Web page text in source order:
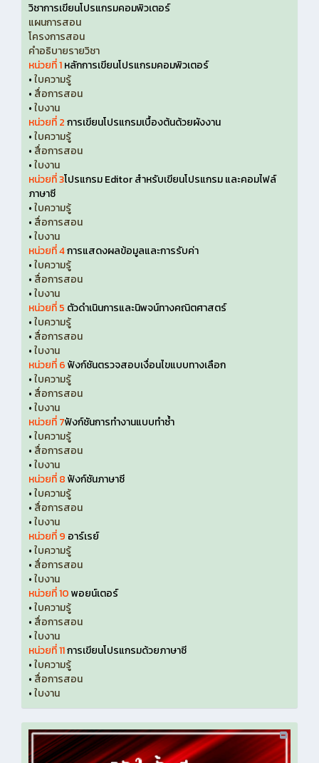
วิชาการเขียนโปรแกรมคอมพิวเตอร์
แผนการสอน
โครงการสอน
คำอธิบายรายวิชา
หน่วยที่ 1หลักการเขียนโปรแกรมคอมพิวเตอร์
•ใบความรู้
• สื่อการสอน
•ใบงาน
หน่วยที่ 2การเขียนโปรแกรมเบื้องต้นด้วยผังงาน
•ใบความรู้
• สื่อการสอน
•ใบงาน
หน่วยที่ 3โปรแกรม Editor สำหรับเขียนโปรแกรม และคอมไฟล์
ภาษาซี
•ใบความรู้
• สื่อการสอน
•ใบงาน
หน่วยที่ 4การแสดงผลข้อมูลและการรับค่า
•ใบความรู้
• สื่อการสอน
•ใบงาน
หน่วยที่ 5 ตัวดำเนินการและนิพจน์ทางคณิตศาสตร์
•ใบความรู้
• สื่อการสอน
•ใบงาน
หน่วยที่ 6ฟังก์ชันตรวจสอบเงื่อนไขแบบทางเลือก
•ใบความรู้
• สื่อการสอน
•ใบงาน
หน่วยที่ 7ฟังก์ชันการทำงานแบบทำซ้ำ
•ใบความรู้
• สื่อการสอน
•ใบงาน
หน่วยที่ 8ฟังก์ชันภาษาซี
•ใบความรู้
• สื่อการสอน
•ใบงาน
หน่วยที่ 9 อาร์เรย์
•ใบความรู้
• สื่อการสอน
•ใบงาน
หน่วยที่ 10พอยน์เตอร์
•ใบความรู้
• สื่อการสอน
•ใบงาน
หน่วยที่ 11การเขียนโปรแกรมด้วยภาษาซี
•ใบความรู้
• สื่อการสอน
•ใบงาน